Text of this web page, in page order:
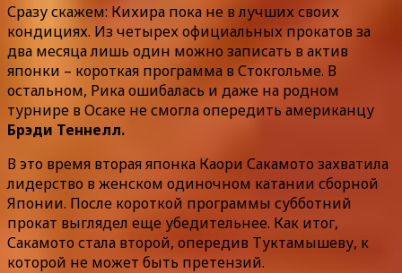
Сразу скажем: Кихира пока не в лучших своих
кондициях. Из четырех официальных прокатов за
два месяца лишь один можно записать в актив
японки – короткая программа в Стокгольме. В
остальном, Рика ошибалась и даже на родном
турнире в Осаке не смогла опередить американцу
Брэди Теннелл.
В это время вторая японка Каори Сакамото захватила
лидерство в женском одиночном катании сборной
Японии. После короткой программы субботний
прокат выглядел еще убедительнее. Как итог,
Сакамото стала второй, опередив Туктамышеву, к
которой не может быть претензий.